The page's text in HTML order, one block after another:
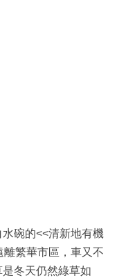
碗的<<清新地有機
繁華市區，車又不
冬天仍然綠草如